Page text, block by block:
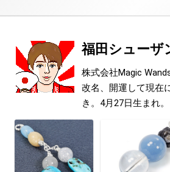
福田シューザ
株式会社Magic
改名、開運して現在
き。4月27日生まれ。